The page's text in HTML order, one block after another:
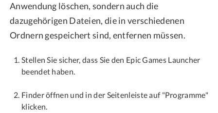
Anwendung löschen, sondern auch die
dazugehörigen Dateien, die in verschiedenen
Ordnern gespeichert sind, entfernen müssen.
Stellen Sie sicher, dass Sie den Epic Games Launcher
beendet haben.
Finder öffnen und in der Seitenleiste auf "Programme"
klicken.